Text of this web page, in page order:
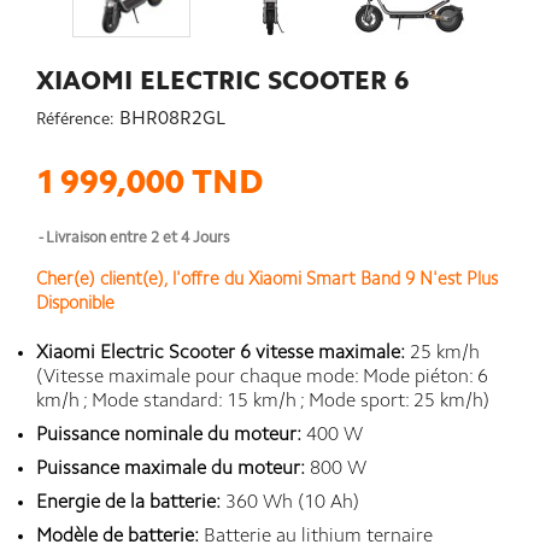
XIAOMI ELECTRIC SCOOTER 6
Référence: BHR08R2GL
1 999,000 TND
Livraison entre 2 et 4 Jours
Cher(e) client(e), l'offre du Xiaomi Smart Band 9 N'est Plus
Disponible
Xiaomi Electric Scooter 6 vitesse maximale: 25 km/h
(Vitesse maximale pour chaque mode: Mode piéton: 6
km/h ; Mode standard: 15 km/h ; Mode sport: 25 km/h)
Puissance nominale du moteur: 400 W
Puissance maximale du moteur: 800 W
Energie de la batterie: 360 Wh (10 Ah)
Modèle de batterie: Batterie au lithium ternaire